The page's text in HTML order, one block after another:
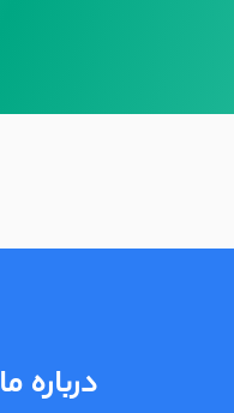
درباره ما